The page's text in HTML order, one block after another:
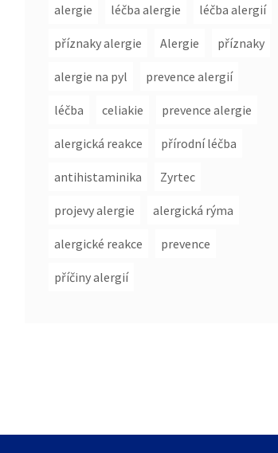
alergie léčba alergie léčba alergií
příznaky alergie Alergie příznaky
alergie na pyl prevence alergií
léčba celiakie prevence alergie
alergická reakce přírodní léčba
antihistaminika Zyrtec
projevy alergie alergická rýma
alergické reakce prevence
příčiny alergií